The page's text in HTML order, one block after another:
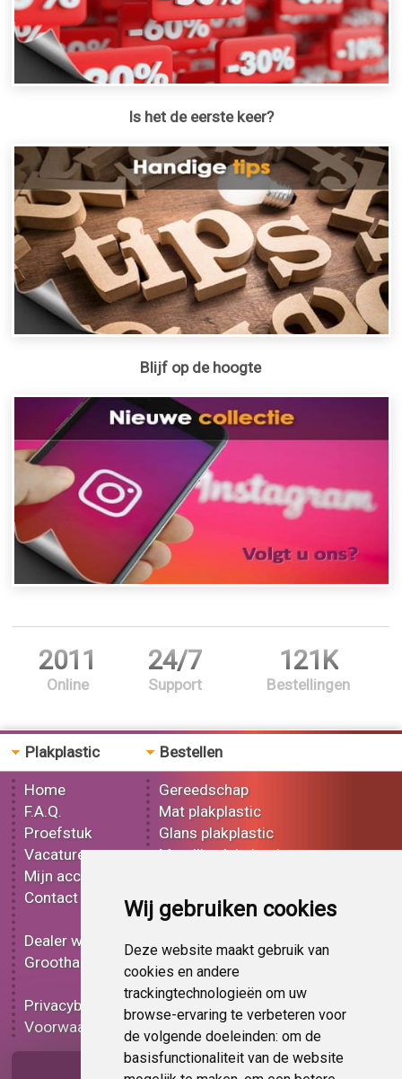
Wij gebruiken cookies
Deze website maakt gebruik van
cookies en andere
trackingtechnologieën om uw
browse-ervaring te verbeteren voor
de volgende doeleinden: om de
basisfunctionaliteit van de website
Is het de eerste keer?
Blijf op de hoogte
2011
Online
24/7
Support
121K
Bestellingen
Plakplastic
Home
F.A.Q.
Proefstuk
Vacatures
Mijn account
Contact
Dealer worden
Groothandel
Privacybeleid
Voorwaarden
Bestellen
Gereedschap
Mat plakplastic
Glans plakplastic
Metallic plakplastic
Effect plakplastic
Bedrukt plakplastic
Carbon plakplastic
Lampen folie
Functionele folie
Plakplastic korting
Op bestelling
Pagina delen